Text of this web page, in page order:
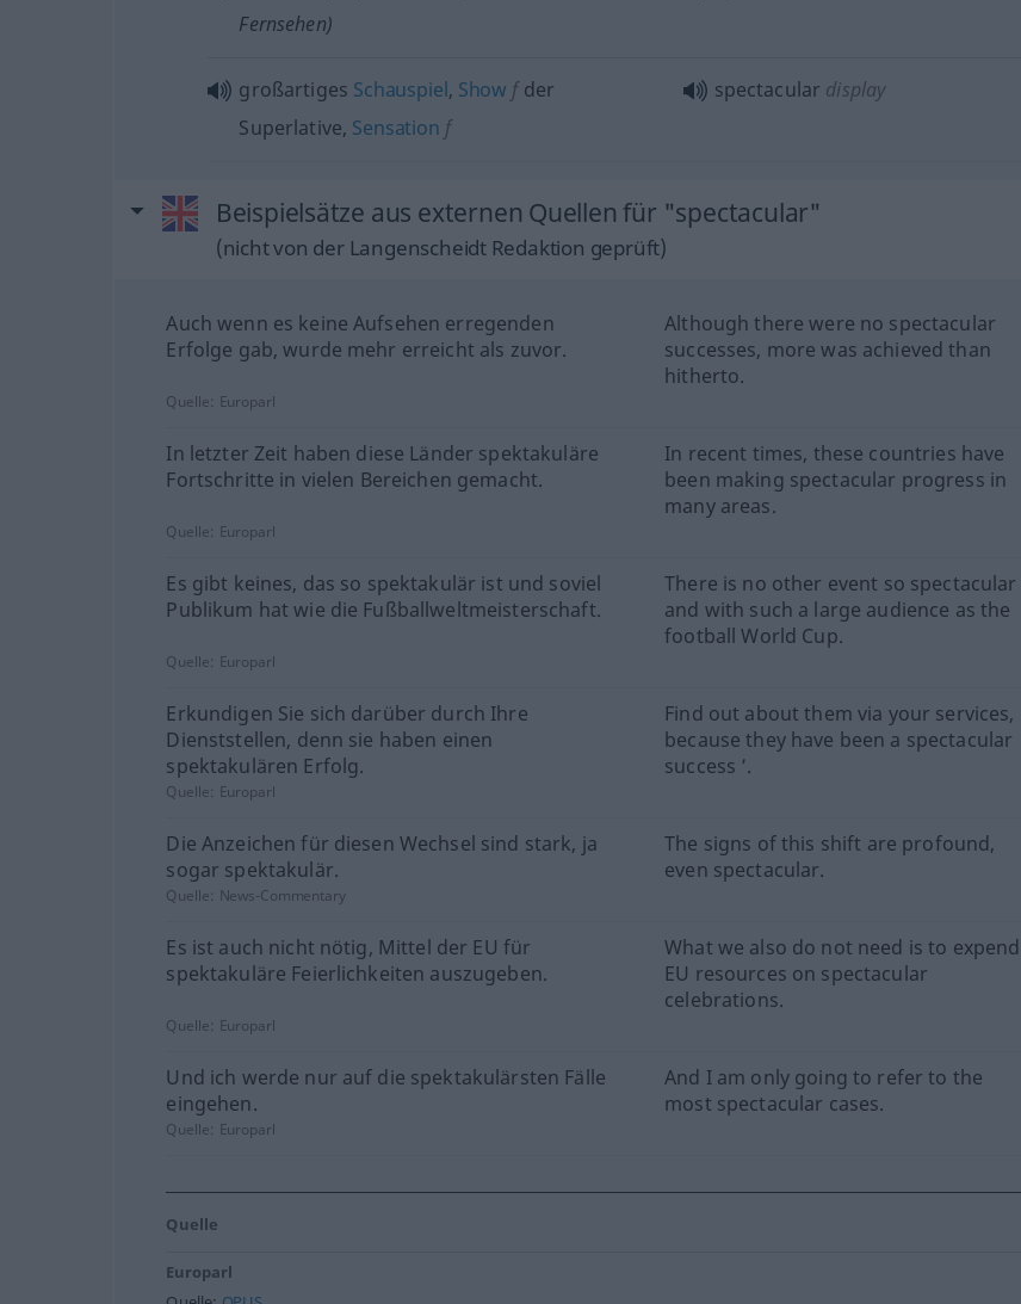
Fernsehen)
großartiges Schauspiel, Show fder
Superlative, Sensation f
spectacular display
Beispielsätze aus externen Quellen für "spectacular"
(nicht von der Langenscheidt Redaktion geprüft)
Auch wenn es keine Aufsehen erregenden
Erfolge gab, wurde mehr erreicht als zuvor.
Although there were no spectacular
successes, more was achieved than
hitherto.
Quelle: Europarl
In letzter Zeit haben diese Länder spektakuläre
Fortschritte in vielen Bereichen gemacht.
In recent times, these countries have
been making spectacular progress in
many areas.
Quelle: Europarl
Es gibt keines, das so spektakulär ist und soviel
Publikum hat wie die Fußballweltmeisterschaft.
There is no other event so spectacular
and with such a large audience as the
football World Cup.
Quelle: Europarl
Erkundigen Sie sich darüber durch Ihre
Dienststellen, denn sie haben einen
spektakulären Erfolg.
Find out about them via your services,
because they have been a spectacular
success ’.
Quelle: Europarl
Die Anzeichen für diesen Wechsel sind stark, ja
sogar spektakulär.
The signs of this shift are profound,
even spectacular.
Quelle: News-Commentary
Es ist auch nicht nötig, Mittel der EU für
spektakuläre Feierlichkeiten auszugeben.
What we also do not need is to expend
EU resources on spectacular
celebrations.
Quelle: Europarl
Und ich werde nur auf die spektakulärsten Fälle
eingehen.
And I am only going to refer to the
most spectacular cases.
Quelle: Europarl
Quelle
Europarl